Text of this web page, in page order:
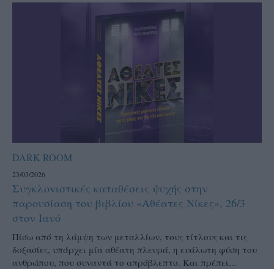
DARK ROOM
23/03/2026
Συγκλονιστικές καταθέσεις ψυχής στην
παρουσίαση του βιβλίου «Αθέατες Νίκες», 26/3
στον Ιανό
Πίσω από τη λάμψη των μεταλλίων, τους τίτλους και τις
δοξασίες, υπάρχει μία αθέατη πλευρά, η ευάλωτη φύση του
ανθρώπου, που συναντά το απρόβλεπτο. Και πρέπει...